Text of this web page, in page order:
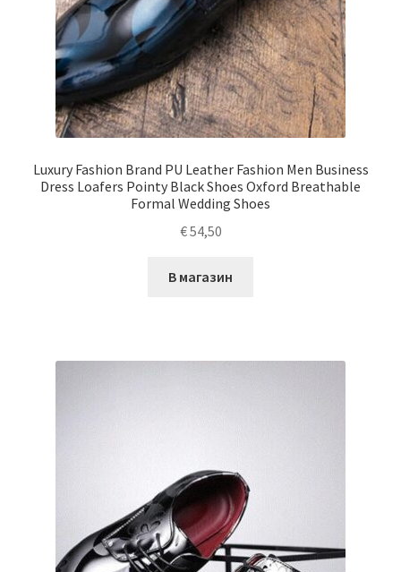
Luxury Fashion Brand PU Leather Fashion Men Business
Dress Loafers Pointy Black Shoes Oxford Breathable
Formal Wedding Shoes
€54,50
В магазин